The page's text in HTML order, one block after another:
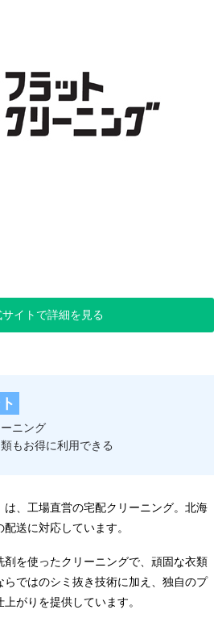
イトで詳細を見る
ニング
もお得に利用できる
は、工場直営の宅配クリーニング。北海
送に対応しています。
を使ったクリーニングで、頑固な衣類
ではのシミ抜き技術に加え、独自のプ
がりを提供しています。